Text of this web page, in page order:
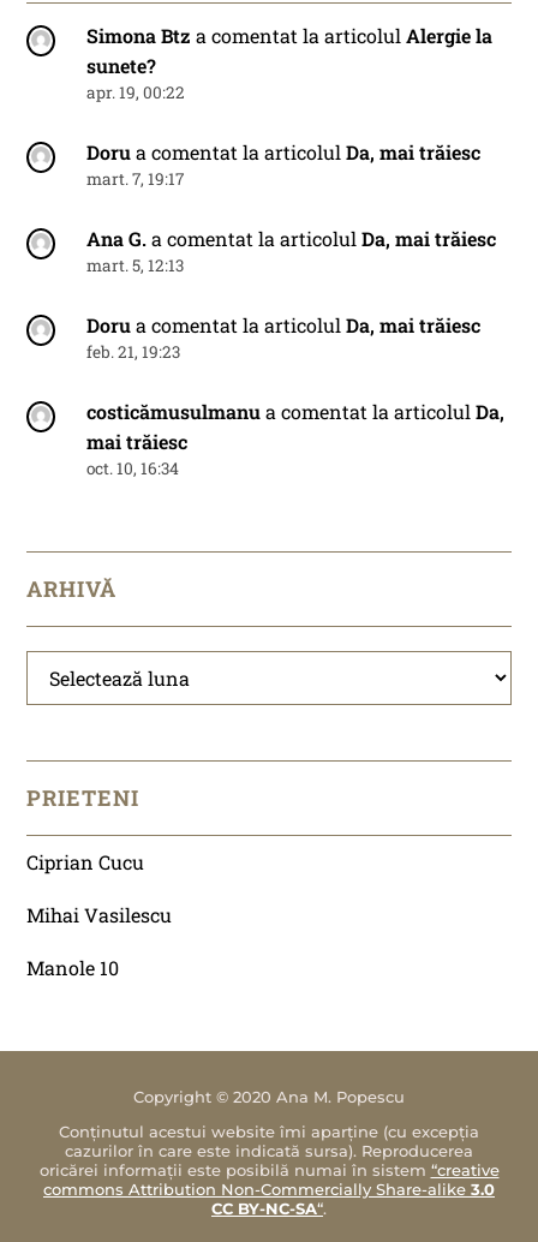
Simona Btz a comentat la articolulAlergie la
sunete?
apr. 19, 00:22
Dorua comentat la articolulDa, mai trăiesc
mart. 7, 19:17
Ana G.a comentat la articolulDa, mai trăiesc
mart. 5, 12:13
Dorua comentat la articolulDa, mai trăiesc
feb. 21, 19:23
costicămusulmanua comentat la articolulDa,
mai trăiesc
oct. 10, 16:34
ARHIVĂ
Arhivă
PRIETENI
Ciprian Cucu
Mihai Vasilescu
Manole 10
Copyright © 2020 Ana M. Popescu
Conținutul acestui website îmi aparține (cu excepția
cazurilor în care este indicată sursa). Reproducerea
oricărei informații este posibilă numai în sistem “creative
commons Attribution Non-Commercially Share-alike 3.0
CC BY-NC-SA“.